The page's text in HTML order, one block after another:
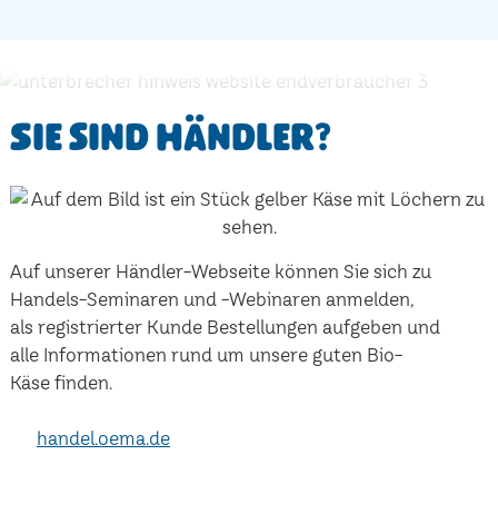
Sie sind Händler?
Auf unserer Händler-Webseite können Sie sich zu
Handels-Seminaren und -Webinaren anmelden,
als registrierter Kunde Bestellungen aufgeben und
alle Informationen rund um unsere guten Bio-
Käse finden.
handel.oema.de